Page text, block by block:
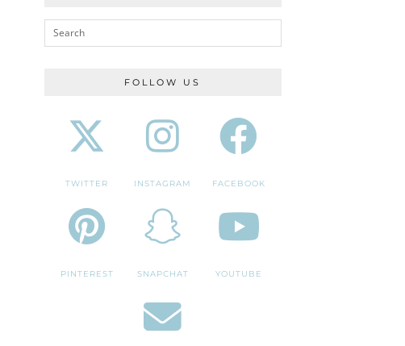
FOLLOW US
TWITTER INSTAGRAM FACEBOOK
PINTEREST SNAPCHAT YOUTUBE